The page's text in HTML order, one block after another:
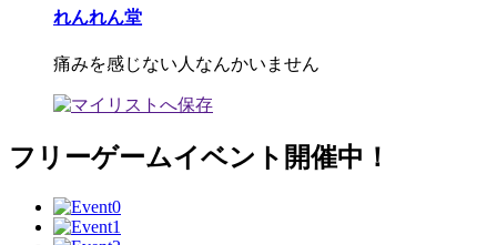
れんれん堂
痛みを感じない人なんかいません
フリーゲームイベント開催中！